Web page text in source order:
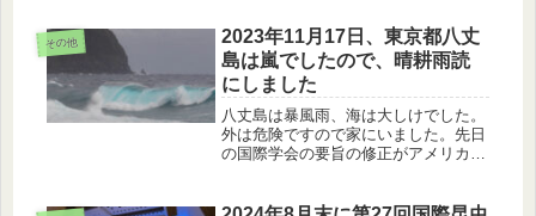
の技のチャレンジシーンは、とても美
しいので、逃さずとらえましょう。
その他
2023年11月17日、東京都八丈
島は嵐でしたので、晴耕雨読
にしました
八丈島は暴風雨、海は大しけでした。
外は危険ですので家にいました。先日
の国際学会の要旨の修正がアメリカの